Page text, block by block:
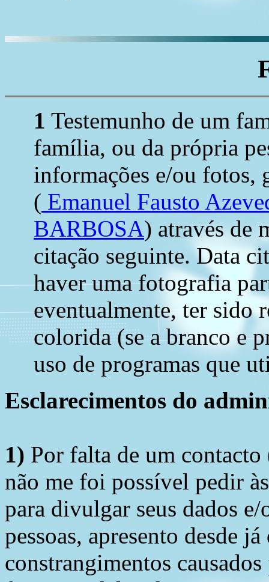
1 Testemunho de um
família, ou da própria
informações e/ou fotos,
( Emanuel Fausto
BARBOSA) através de
citação seguinte. Data
haver uma fotografia
eventualmente, ter sido
colorida (se a branco e
uso de programas que
Esclarecimentos do
1) Por falta de um
não me foi possível pedir
para divulgar seus dados
pessoas, apresento desde
constrangimentos